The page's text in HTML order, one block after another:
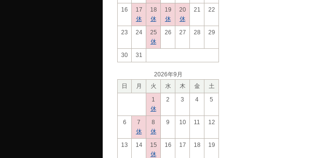
16
17
休
18
休
19
休
20
休
21 22
23 24
25
休
26 27 28 29
30 31
2026年9月
日
月 火 水 木 金
土
1
休
2 3 4 5
6
7
休
8
休
9 10 11 12
13 14
15
休
16 17 18 19